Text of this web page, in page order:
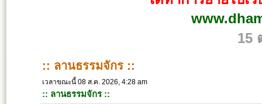
15
:: ลานธรรมจักร ::
เวลาขณะนี้ 08 ส.ค. 2026, 4:28 am
:: ลานธรรมจักร ::